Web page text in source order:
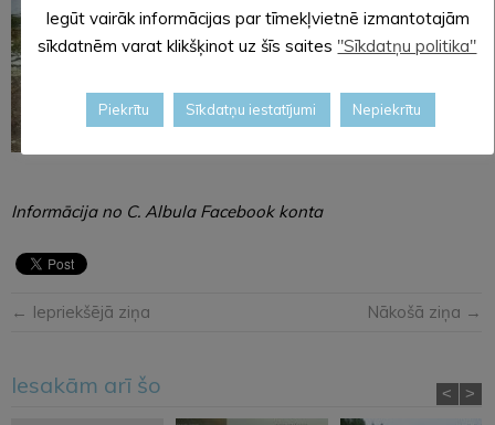
Informācija no C. Albula Facebook konta
← Iepriekšējā ziņa Nākošā ziņa →
Iesakām arī šo < >
Iegūt vairāk informācijas par tīmekļvietnē izmantotajām
sīkdatnēm varat klikšķinot uz šīs saites "Sīkdatņu politika"
Piekrītu Sīkdatņu iestatījumi Nepiekrītu